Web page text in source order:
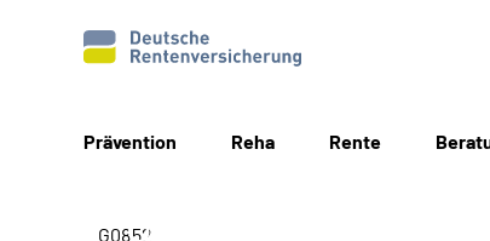
Prävention Reha Rente